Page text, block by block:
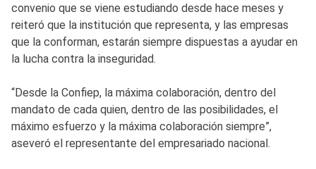
convenio que se viene estudiando desde hace meses y
reiteró que la institución que representa, y las empresas
que la conforman, estarán siempre dispuestas a ayudar en
la lucha contra la inseguridad.
“Desde la Confiep, la máxima colaboración, dentro del
mandato de cada quien, dentro de las posibilidades, el
máximo esfuerzo y la máxima colaboración siempre”,
aseveró el representante del empresariado nacional.